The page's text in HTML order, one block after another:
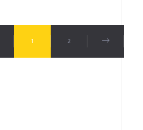
1 2